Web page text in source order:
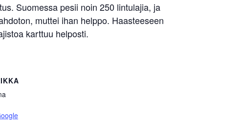
Suomessa pesii noin 250 lintulajia, ja
muttei ihan helppo. Haasteeseen
karttuu helposti.